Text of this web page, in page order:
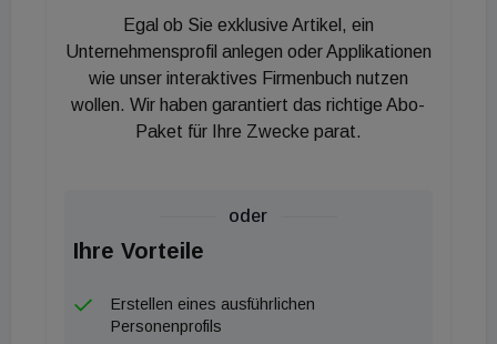
auf 15.000 erwartet wird. Die Hauptprobleme sieht
die VÖPE in der Bürokratie, der KIM-Verordnung,
dem hohen Zinsniveau und der Zurückhaltung
institutioneller Investor:innen. Für VÖPE-
Präsidiumsmitglied Gerald Beck ist die aktuelle
die Situation mit den Banken ist extrem schwierig
geworden.“ Das führe bereits bei einigen
Entwickler:innen zu Liquiditätsproblemen und
Egal ob Sie exklusive Artikel, ein
Unternehmensprofil anlegen oder Applikationen
wie unser interaktives Firmenbuch nutzen
wollen. Wir haben garantiert das richtige Abo-
Paket für Ihre Zwecke parat.
oder
Ihre Vorteile
Erstellen eines ausführlichen
Personenprofils